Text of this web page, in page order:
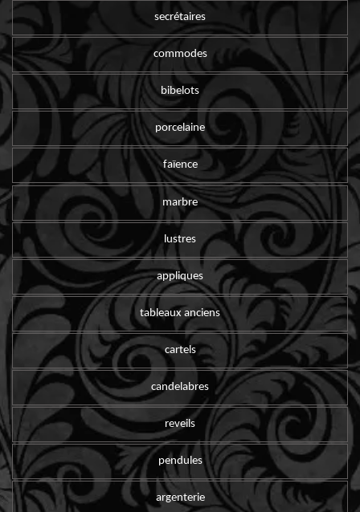
secrétaires
commodes
bibelots
porcelaine
faïence
marbre
lustres
appliques
tableaux anciens
cartels
candelabres
reveils
pendules
argenterie